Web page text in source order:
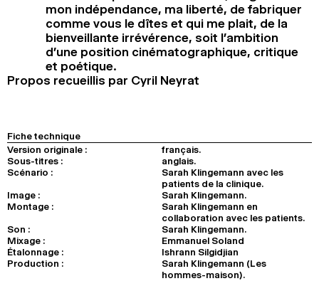
mon indépendance, ma liberté, de fabriquer
comme vous le dîtes et qui me plait, de la
bienveillante irrévérence, soit l’ambition
d’une position cinématographique, critique
et poétique.
Propos recueillis par Cyril Neyrat
Fiche technique
Version originale :
français.
Sous-titres :
anglais.
Scénario :
Sarah Klingemann avec les
patients de la clinique.
Image :
Sarah Klingemann.
Montage :
Sarah Klingemann en
collaboration avec les patients.
Son :
Sarah Klingemann.
Mixage :
Emmanuel Soland
Étalonnage :
Ishrann Silgidjian
Production :
Sarah Klingemann (Les
hommes-maison).